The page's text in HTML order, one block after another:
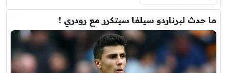
ما حدث لبرناردو سيلفا سيتكرر مع رودري !